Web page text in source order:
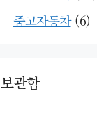
중고자동차(6)
보관함